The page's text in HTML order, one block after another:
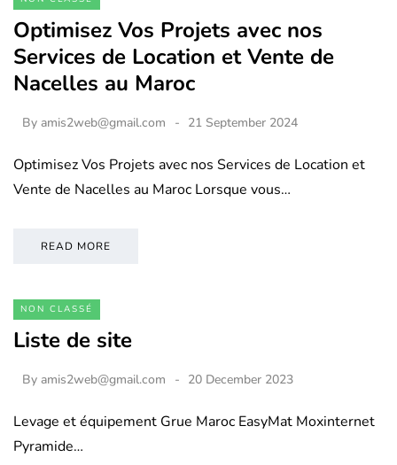
Optimisez Vos Projets avec nos
Services de Location et Vente de
Nacelles au Maroc
By amis2web@gmail.com 21 September 2024
Optimisez Vos Projets avec nos Services de Location et
Vente de Nacelles au Maroc Lorsque vous…
READ MORE
NON CLASSÉ
Liste de site
By amis2web@gmail.com 20 December 2023
Levage et équipement Grue Maroc EasyMat Moxinternet
Pyramide…